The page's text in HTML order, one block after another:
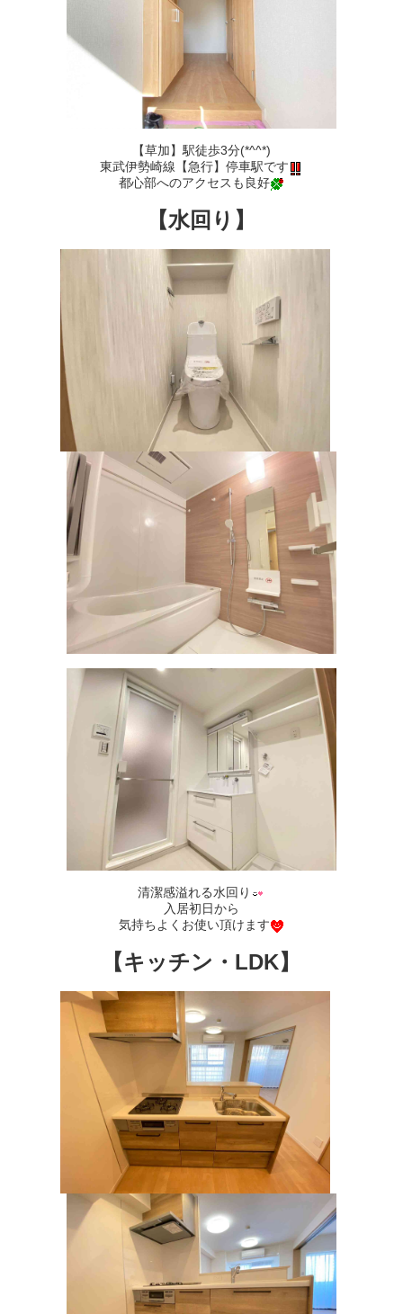
【草加】駅徒歩3分(*^^*)
東武伊勢崎線【急行】停車駅です
都心部へのアクセスも良好
【水回り】
清潔感溢れる水回り
入居初日から
気持ちよくお使い頂けます
【キッチン・LDK】